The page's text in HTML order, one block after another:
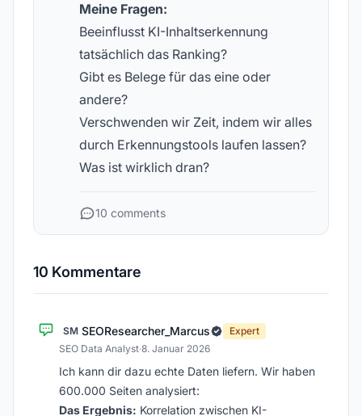
Meine Fragen:
Beeinflusst KI-Inhaltserkennung
tatsächlich das Ranking?
Gibt es Belege für das eine oder
andere?
Verschwenden wir Zeit, indem wir alles
durch Erkennungstools laufen lassen?
Was ist wirklich dran?
10 comments
10 Kommentare
SM SEOResearcher_Marcus
Expert
SEO Data Analyst·8. Januar 2026
Ich kann dir dazu echte Daten liefern. Wir haben
600.000 Seiten analysiert:
Das Ergebnis: Korrelation zwischen KI-